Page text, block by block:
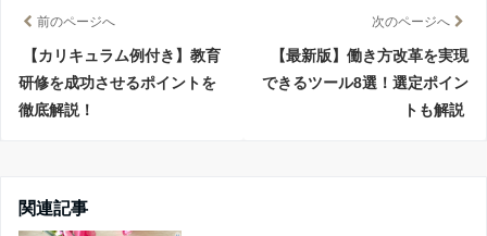
前のページへ
【カリキュラム例付き】教育
研修を成功させるポイントを
徹底解説！
次のページへ
【最新版】働き方改革を実現
できるツール8選！選定ポイン
トも解説
関連記事